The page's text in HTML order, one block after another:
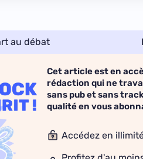
au débat
Cet article est en
rédaction qui ne
sans pub et sans
qualité en vous
Accédez en